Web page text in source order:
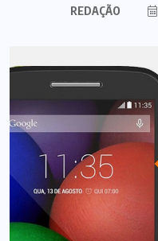
REDAÇÃO